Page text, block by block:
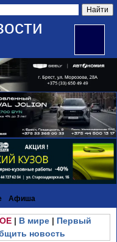
Афиша
| В мире| Первый
новость